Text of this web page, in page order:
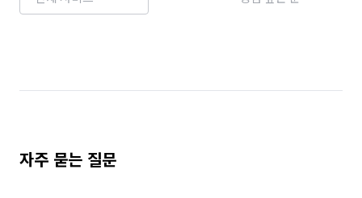
자주 묻는 질문